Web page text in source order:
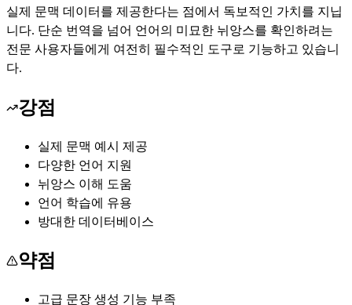
실제 문맥 데이터를 제공한다는 점에서 독보적인 가치를 지닙
니다. 단순 번역을 넘어 언어의 미묘한 뉘앙스를 확인하려는
전문 사용자들에게 여전히 필수적인 도구로 기능하고 있습니
다.
강점
실제 문맥 예시 제공
다양한 언어 지원
뉘앙스 이해 도움
언어 학습에 유용
방대한 데이터베이스
약점
고급 문장 생성 기능 부족